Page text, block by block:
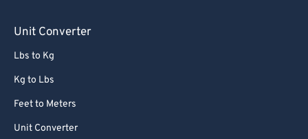
Unit Converter
Lbs to Kg
Kg to Lbs
Feet to Meters
Unit Converter